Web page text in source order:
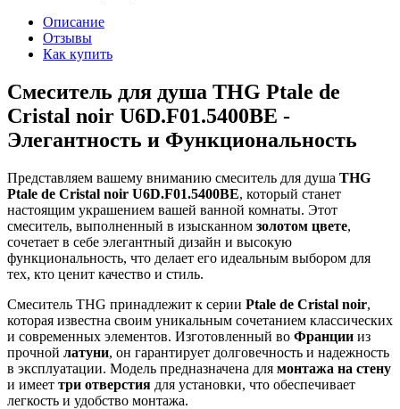
Описание
Отзывы
Как купить
Смеситель для душа THG Ptale de
Cristal noir U6D.F01.5400BE -
Элегантность и Функциональность
Представляем вашему вниманию смеситель для душа THG
Ptale de Cristal noir U6D.F01.5400BE, который станет
настоящим украшением вашей ванной комнаты. Этот
смеситель, выполненный в изысканном золотом цвете,
сочетает в себе элегантный дизайн и высокую
функциональность, что делает его идеальным выбором для
тех, кто ценит качество и стиль.
Смеситель THG принадлежит к серии Ptale de Cristal noir,
которая известна своим уникальным сочетанием классических
и современных элементов. Изготовленный во Франции из
прочной латуни, он гарантирует долговечность и надежность
в эксплуатации. Модель предназначена для монтажа на стену
и имеет три отверстия для установки, что обеспечивает
легкость и удобство монтажа.